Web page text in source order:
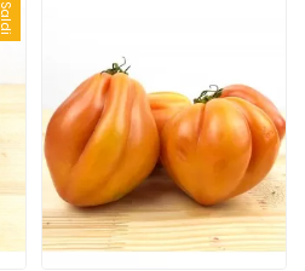
Saldi